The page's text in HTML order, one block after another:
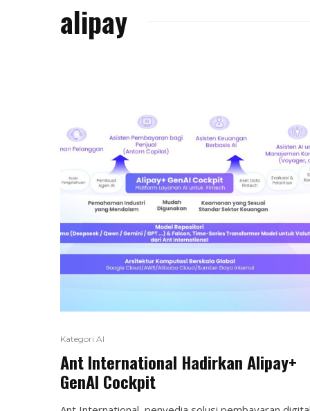
alipay
Kategori AI
Ant International Hadirkan Alipay+
GenAI Cockpit